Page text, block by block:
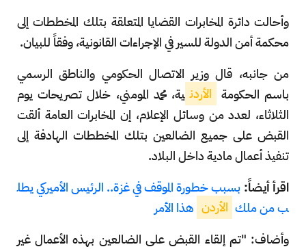
وأحالت دائرة المخابرات القضايا المتعلقة بتلك المخططات إلى
محكمة أمن الدولة للسير في الإجراءات القانونية، وفقاً للبيان.
من جانبه، قال وزير الاتصال الحكومي والناطق الرسمي
باسم الحكومة الأردن ية، محمد المومني، خلال تصريحات يوم
الثلاثاء، لعدد من وسائل الإعلام، إن المخابرات العامة ألقت
القبض على جميع الضالعين بتلك المخططات الهادفة إلى
تنفيذ أعمال مادية داخل البلاد.
اقرأ أيضاً: بسبب خطورة الموقف في غزة.. الرئيس الأميركي يطل
ب من ملك الأردن هذا الأمر
وأضاف: "تم إلقاء القبض على الضالعين بهذه الأعمال غير